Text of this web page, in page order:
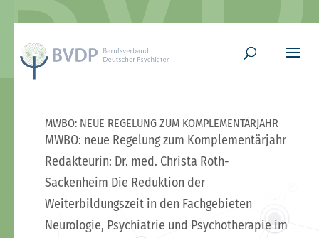
MWBO: NEUE REGELUNG ZUM KOMPLEMENTÄRJAHR
MWBO: neue Regelung zum Komplementärjahr
Redakteurin: Dr. med. Christa Roth-
Sackenheim Die Reduktion der
Weiterbildungszeit in den Fachgebieten
Neurologie, Psychiatrie und Psychotherapie im